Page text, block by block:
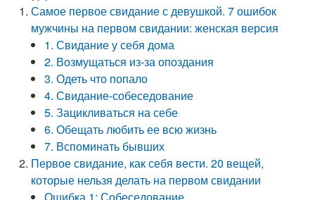
Самое первое свидание с девушкой. 7 ошибок
мужчины на первом свидании: женская версия
1. Свидание у себя дома
2. Возмущаться из-за опоздания
3. Одеть что попало
4. Свидание-собеседование
5. Зацикливаться на себе
6. Обещать любить ее всю жизнь
7. Вспоминать бывших
Первое свидание, как себя вести. 20 вещей,
которые нельзя делать на первом свидании